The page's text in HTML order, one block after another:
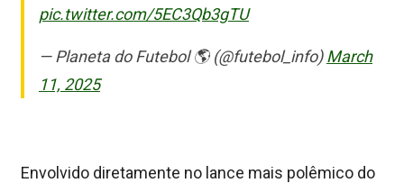
pic.twitter.com/5EC3Qb3gTU
— Planeta do Futebol 🌎 (@futebol_info)March
11, 2025
Envolvido diretamente no lance mais polêmico do